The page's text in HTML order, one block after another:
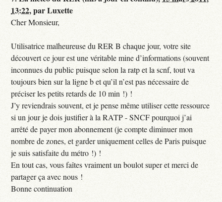
13:22,parLuxette
Cher Monsieur,
Utilisatrice malheureuse du RER B chaque jour, votre site
découvert ce jour est une véritable mine d’informations (souvent
inconnues du public puisque selon la ratp et la scnf, tout va
toujours bien sur la ligne b et qu’il n’est pas nécessaire de
préciser les petits retards de 10 min !) !
J’y reviendrais souvent, et je pense même utiliser cette ressource
si un jour je dois justifier à la RATP - SNCF pourquoi j’ai
arrêté de payer mon abonnement (je compte diminuer mon
nombre de zones, et garder uniquement celles de Paris puisque
je suis satisfaite du métro !) !
En tout cas, vous faîtes vraiment un boulot super et merci de
partager ça avec nous !
Bonne continuation